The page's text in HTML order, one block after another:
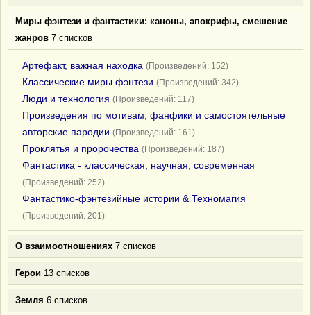
Миры фэнтези и фантастики: каноны, апокрифы, смешение
жанров 7 списков
Артефакт, важная находка (Произведений: 152)
Классические миры фэнтези (Произведений: 342)
Люди и технология (Произведений: 117)
Произведения по мотивам, фанфики и самостоятельные
авторские пародии (Произведений: 161)
Проклятья и пророчества (Произведений: 187)
Фантастика - классическая, научная, современная
(Произведений: 252)
Фантастико-фэнтезийные истории & Техномагия
(Произведений: 201)
О взаимоотношениях 7 списков
Герои 13 списков
Земля 6 списков